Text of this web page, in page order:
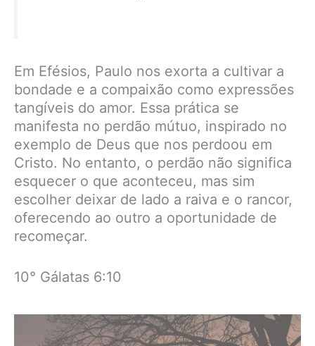
Em Efésios, Paulo nos exorta a cultivar a
bondade e a compaixão como expressões
tangíveis do amor. Essa prática se
manifesta no perdão mútuo, inspirado no
exemplo de Deus que nos perdoou em
Cristo. No entanto, o perdão não significa
esquecer o que aconteceu, mas sim
escolher deixar de lado a raiva e o rancor,
oferecendo ao outro a oportunidade de
recomeçar.
10° Gálatas 6:10